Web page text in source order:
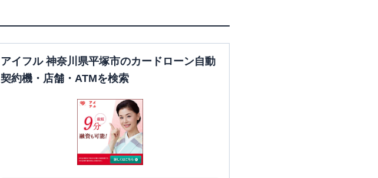
アイフル 神奈川県平塚市のカードローン自動
契約機・店舗・ATMを検索